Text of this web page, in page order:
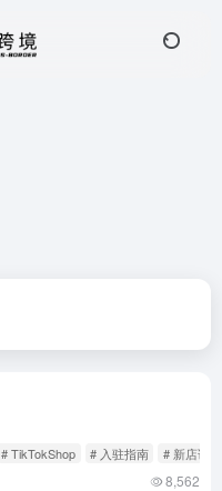
# TikTokShop # 入驻指南 # 新店试
8,562